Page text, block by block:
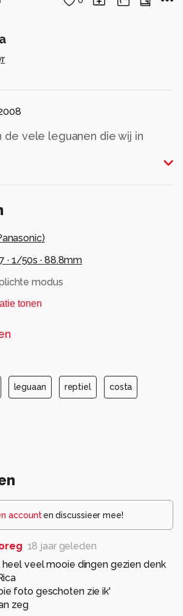
de vele leguanen die wij in
het strand!
)
· 1/50s · 88.8mm
modus
tonen
leguaan reptiel costa
account en discussieer mee!
18 jaar geleden
veel mooie dingen gezien denk
foto geschoten zie ik'
zeg